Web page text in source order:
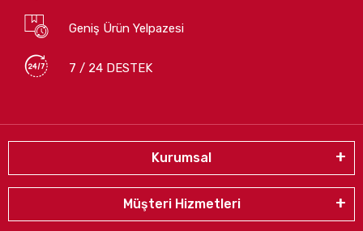
Geniş Ürün Yelpazesi
7 / 24 DESTEK
Kurumsal
Müşteri Hizmetleri